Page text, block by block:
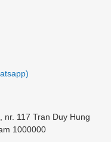
nr. 117 Tran Duy Hung
1000000